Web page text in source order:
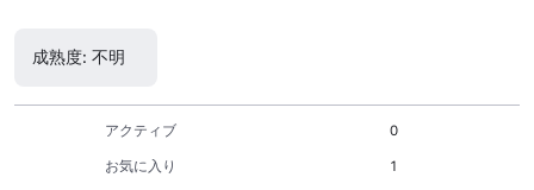
成熟度: 不明
アクティブ
0
お気に入り
1